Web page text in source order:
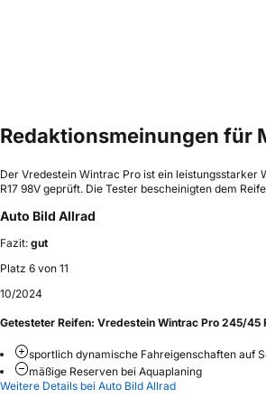
Redaktionsmeinungen für
Der Vredestein Wintrac Pro ist ein
R17 98V geprüft. Die Tester bescheinigten dem
Auto Bild Allrad
Fazit: gut
Platz 6 von 11
10/2024
Getesteter Reifen: Vredestein Wintrac Pro 245/45
sportlich dynamische Fahreigenschaften auf
mäßige Reserven bei Aquaplaning
Weitere Details bei Auto Bild Allrad